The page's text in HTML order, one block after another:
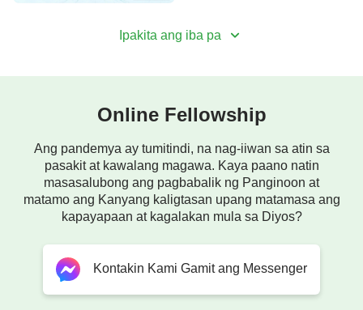
Ipakita ang iba pa
Online Fellowship
Ang pandemya ay tumitindi, na nag-iiwan sa atin sa
pasakit at kawalang magawa. Kaya paano natin
masasalubong ang pagbabalik ng Panginoon at
matamo ang Kanyang kaligtasan upang matamasa ang
kapayapaan at kagalakan mula sa Diyos?
Kontakin Kami Gamit ang Messenger